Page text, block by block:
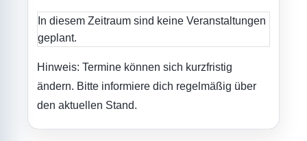
In diesem Zeitraum sind keine Veranstaltungen
geplant.
Hinweis: Termine können sich kurzfristig
ändern. Bitte informiere dich regelmäßig über
den aktuellen Stand.